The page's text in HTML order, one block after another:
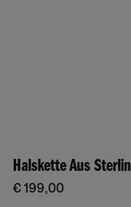
Halskette Aus
€ 199,00